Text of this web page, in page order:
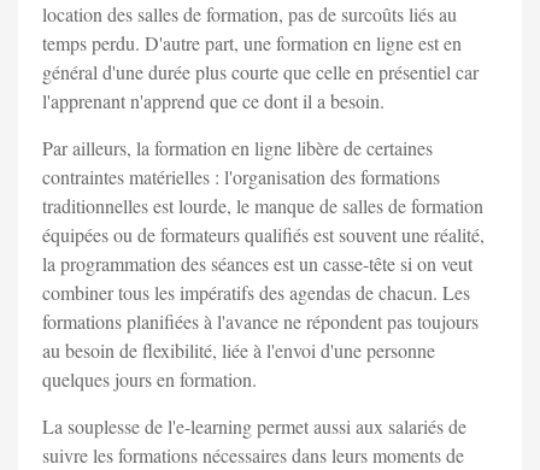
location des salles de formation, pas de surcoûts liés au
temps perdu. D'autre part, une formation en ligne est en
général d'une durée plus courte que celle en présentiel car
l'apprenant n'apprend que ce dont il a besoin.
Par ailleurs, la formation en ligne libère de certaines
contraintes matérielles : l'organisation des formations
traditionnelles est lourde, le manque de salles de formation
équipées ou de formateurs qualifiés est souvent une réalité,
la programmation des séances est un casse-tête si on veut
combiner tous les impératifs des agendas de chacun. Les
formations planifiées à l'avance ne répondent pas toujours
au besoin de flexibilité, liée à l'envoi d'une personne
quelques jours en formation.
La souplesse de l'e-learning permet aussi aux salariés de
suivre les formations nécessaires dans leurs moments de